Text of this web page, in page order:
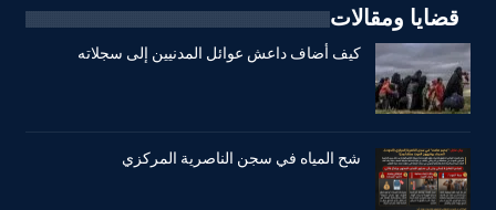
قضايا ومقالات
كيف أضاف داعش عوائل المدنيين إلى سجلاته
شح المياه في سجن الناصرية المركزي